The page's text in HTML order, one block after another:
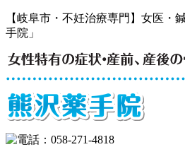
【岐阜市・不妊治療専門】女医・
手院」